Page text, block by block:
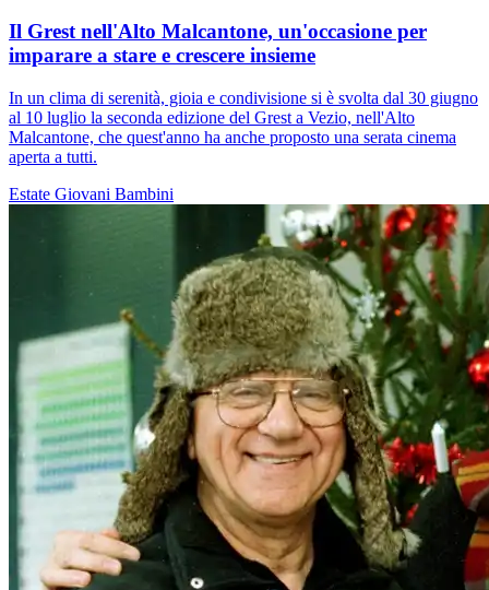
Il Grest nell'Alto Malcantone, un'occasione per
imparare a stare e crescere insieme
In un clima di serenità, gioia e condivisione si è svolta dal 30 giugno
al 10 luglio la seconda edizione del Grest a Vezio, nell'Alto
Malcantone, che quest'anno ha anche proposto una serata cinema
aperta a tutti.
Estate Giovani Bambini